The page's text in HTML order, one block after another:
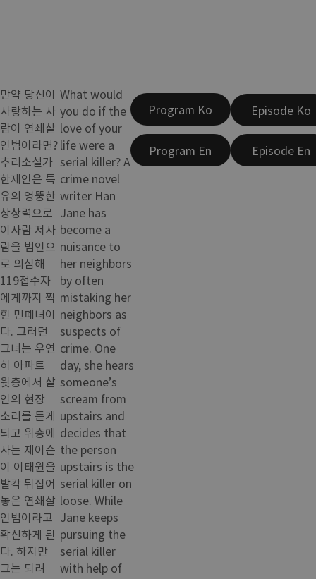
만약 당신이
사랑하는 사
람이 연쇄살
인범이라면?
추리소설가
한제인은 특
유의 엉뚱한
상상력으로
이사람 저사
람을 범인으
로 의심해
119접수자
에게까지 찍
힌 민폐녀이
다. 그러던
그녀는 우연
히 아파트
윗층에서 살
인의 현장
소리를 듣게
되고 위층에
사는 제이슨
이 이태원을
발칵 뒤집어
놓은 연쇄살
인범이라고
확신하게 된
다. 하지만
그는 되려
What would
you do if the
love of your
life were a
serial killer? A
crime novel
writer Han
Jane has
become a
nuisance to
her neighbors
by often
mistaking her
neighbors as
suspects of
crime. One
day, she hears
someone’s
scream from
upstairs and
decides that
the person
upstairs is the
serial killer on
loose. While
Jane keeps
pursuing the
serial killer
with help of
Program Ko
Program En
Episode Ko
Episode En